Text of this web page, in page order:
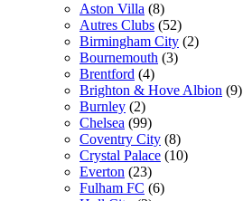
Aston Villa (8)
Autres Clubs (52)
Birmingham City (2)
Bournemouth (3)
Brentford (4)
Brighton & Hove Albion (9)
Burnley (2)
Chelsea (99)
Coventry City (8)
Crystal Palace (10)
Everton (23)
Fulham FC (6)